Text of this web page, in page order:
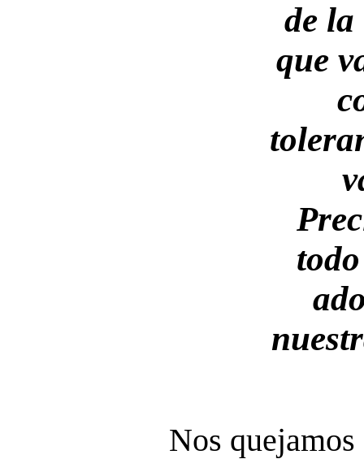
de la
que
Nos quejamos